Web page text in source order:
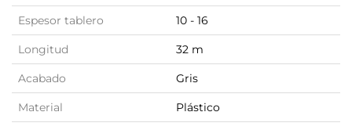
Espesor tablero 10 - 16
Longitud 32 m
Acabado Gris
Material Plástico